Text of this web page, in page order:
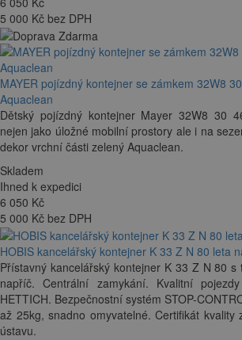
5 000 Kč bez DPH
MAYER pojízdný kontejner se zámkem 32W8
Aquaclean
Dětský pojízdný kontejner Mayer 32W8 30
nejen jako úložné mobilní prostory ale i na
dekor vrchní části zelený Aquaclean.
Skladem
Ihned k expedici
6 050 Kč
5 000 Kč bez DPH
HOBIS kancelářský kontejner K 33 Z N 80 leta
Přístavný kancelářský kontejner K 33 Z N 80
napříč. Centrální zamykání. Kvalitní
HETTICH. Bezpečnostní systém STOP-
až 25kg, snadno omyvatelné. Certifikát kvality
ústavu.